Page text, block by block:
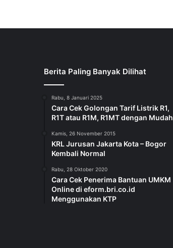
Berita Paling Banyak Dilihat
Rabu, 8 Januari 2025
Cara Cek Golongan Tarif Listrik R1,
R1T atau R1M, R1MT dengan Mudah
Kamis, 26 November 2015
KRL Jurusan Jakarta Kota – Bogor
Kembali Normal
Rabu, 28 Oktober 2020
Cara Cek Penerima Bantuan UMKM
Online di eform.bri.co.id
Menggunakan KTP